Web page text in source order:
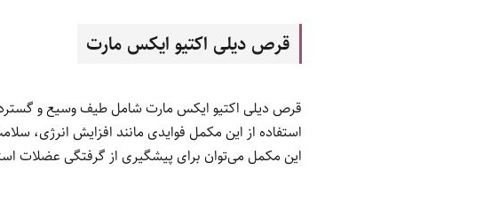
قرص دیلی اکتیو ایکس مارت
قرص دیلی اکتیو ایکس مارت شامل طیف وسیع و
استفاده از این مکمل فوایدی مانند افزایش انرژی،
این مکمل می‌توان برای پیشگیری از گرفتگی عضلات